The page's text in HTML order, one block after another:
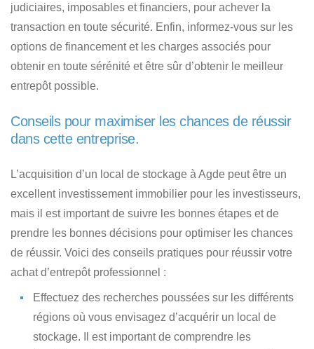
judiciaires, imposables et financiers, pour achever la
transaction en toute sécurité. Enfin, informez-vous sur les
options de financement et les charges associés pour
obtenir en toute sérénité et être sûr d’obtenir le meilleur
entrepôt possible.
Conseils pour maximiser les chances de réussir
dans cette entreprise.
L’acquisition d’un local de stockage à Agde peut être un
excellent investissement immobilier pour les investisseurs,
mais il est important de suivre les bonnes étapes et de
prendre les bonnes décisions pour optimiser les chances
de réussir. Voici des conseils pratiques pour réussir votre
achat d’entrepôt professionnel :
Effectuez des recherches poussées sur les différents
régions où vous envisagez d’acquérir un local de
stockage. Il est important de comprendre les